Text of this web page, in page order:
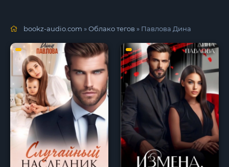
bookz-audio.com »Облако тегов » Павлова Дина